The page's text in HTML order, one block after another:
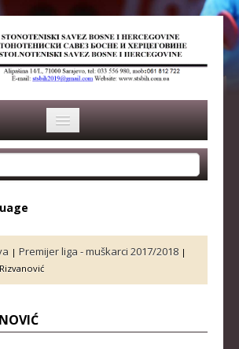
ISTORIJA
ORGANI SAVEZA
OSNOVNI PODACI
REPREZENTACIJA
| Premijer liga - muškarci 2017/2018 |